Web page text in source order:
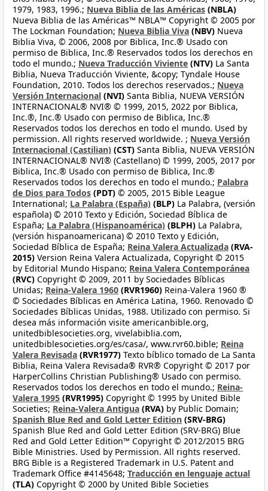
1979, 1983, 1996.; Nueva Biblia de las Américas (NBLA)
Nueva Biblia de las Américas™ NBLA™ Copyright © 2005 por
The Lockman Foundation; Nueva Biblia Viva (NBV) Nueva
Biblia Viva, © 2006, 2008 por Biblica, Inc.® Usado con
permiso de Biblica, Inc.® Reservados todos los derechos en
todo el mundo.; Nueva Traducción Viviente (NTV) La Santa
Biblia, Nueva Traducción Viviente, &copy; Tyndale House
Foundation, 2010. Todos los derechos reservados.; Nueva
Versión Internacional (NVI) Santa Biblia, NUEVA VERSIÓN
INTERNACIONAL® NVI® © 1999, 2015, 2022 por Biblica,
Inc.®, Inc.® Usado con permiso de Biblica, Inc.®
Reservados todos los derechos en todo el mundo. Used by
permission. All rights reserved worldwide. ; Nueva Versión
Internacional (Castilian) (CST) Santa Biblia, NUEVA VERSIÓN
INTERNACIONAL® NVI® (Castellano) © 1999, 2005, 2017 por
Biblica, Inc.® Usado con permiso de Biblica, Inc.®
Reservados todos los derechos en todo el mundo.; Palabra
de Dios para Todos (PDT) © 2005, 2015 Bible League
International; La Palabra (España) (BLP) La Palabra, (versión
española) © 2010 Texto y Edición, Sociedad Bíblica de
España; La Palabra (Hispanoamérica) (BLPH) La Palabra,
(versión hispanoamericana) © 2010 Texto y Edición,
Sociedad Bíblica de España; Reina Valera Actualizada (RVA-
2015) Version Reina Valera Actualizada, Copyright © 2015
by Editorial Mundo Hispano; Reina Valera Contemporánea
(RVC) Copyright © 2009, 2011 by Sociedades Bíblicas
Unidas; Reina-Valera 1960 (RVR1960) Reina-Valera 1960 ®
© Sociedades Bíblicas en América Latina, 1960. Renovado ©
Sociedades Bíblicas Unidas, 1988. Utilizado con permiso. Si
desea más información visite americanbible.org,
unitedbiblesocieties.org, vivelabiblia.com,
unitedbiblesocieties.org/es/casa/, www.rvr60.bible; Reina
Valera Revisada (RVR1977) Texto bíblico tomado de La Santa
Biblia, Reina Valera Revisada® RVR® Copyright © 2017 por
HarperCollins Christian Publishing® Usado con permiso.
Reservados todos los derechos en todo el mundo.; Reina-
Valera 1995 (RVR1995) Copyright © 1995 by United Bible
Societies; Reina-Valera Antigua (RVA) by Public Domain;
Spanish Blue Red and Gold Letter Edition (SRV-BRG)
Spanish Blue Red and Gold Letter Edition (SRV-BRG) Blue
Red and Gold Letter Edition™ Copyright © 2012/2015 BRG
Bible Ministries. Used by Permission. All rights reserved.
BRG Bible is a Registered Trademark in U.S. Patent and
Trademark Office #4145648; Traducción en lenguaje actual
(TLA) Copyright © 2000 by United Bible Societies